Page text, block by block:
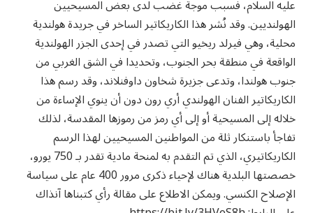
عليه السلام، فسبب موجة غضب لدى بعض المسيحيين
الهولنديين. وقد نُشر هذا الكاريكاتير الساخر في جريدة هولندية
محلية، وهي فيرلد ريخيو التي تصدر في إحدى الجزر الهولندية
الواقعة في منطقة بحر الجنوب، وتحديدا في الشق الغربي من
جنوب هولندا، وتدعى جزيرة شخاون داوفنلاند، وقد رسم هذا
الكاريكاتير الفنان الهولندي أري رون دون أن ينوي الإساءة من
خلاله إلى المسيحية أو إلى أي رمز من رموزها المقدسة، لذلك
تفاجأ باستنكار ثلة من المواطنين المسيحيين لهذا الرسم
الكاريكاتيري، الذي تم التقدم به لمنحة مادية تقدر بـ 750 يورو،
خصصتها البلدية هناك لإحياء ذكرى مرور 400 عام على سياسة
الإصلاح الكنسي. ويمكن الاطلاع على مقالة رأي كتبناها آنذاك